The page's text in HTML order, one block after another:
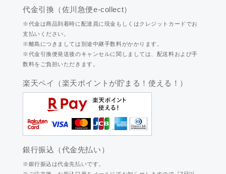
代金引換（佐川急便e-collect）
※代金は商品到着時に配達員に現金もしくはクレジットカードでお
支払いください。
※離島につきましては別途中継手数料がかかります。
※代金引換便発送後のキャンセルに関しましては、配送料および手
数料をご負担いただきます。
楽天ペイ（楽天ポイントが貯まる！使える！）
銀行振込（代金先払い）
※銀行振込は代金先払いです。